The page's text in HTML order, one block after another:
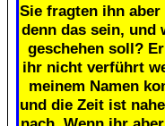
Sie fragten ihn
denn das sein, und
geschehen soll?
ihr nicht verführt
meinem Namen
und die Zeit ist